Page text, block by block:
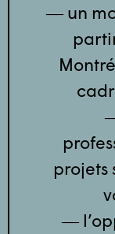
― un
projets
―